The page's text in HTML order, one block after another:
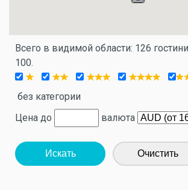
Всего в видимой области: 126
100.
без категории
Цена до
валюта
Искать Очистить